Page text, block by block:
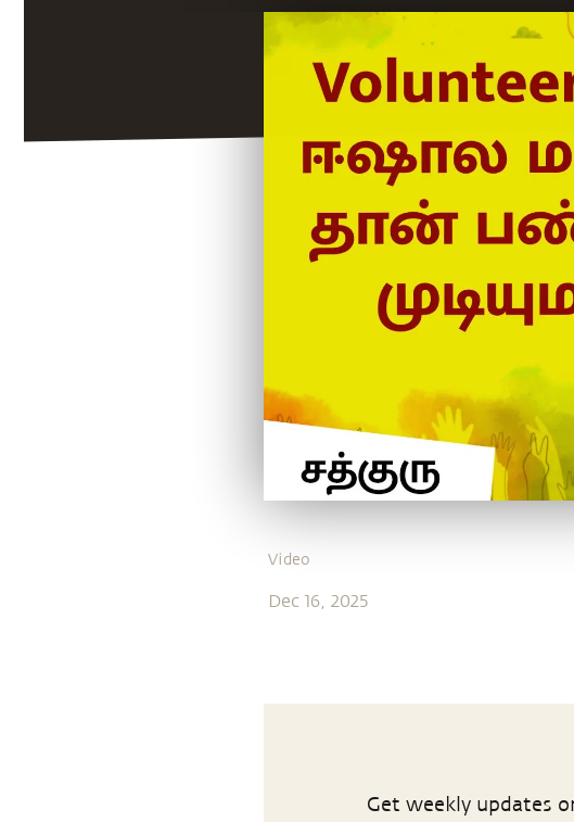
Video
Dec 16, 2025
Get weekly updates